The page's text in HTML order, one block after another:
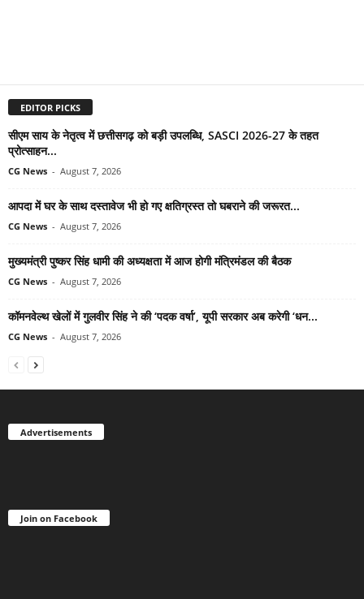
EDITOR PICKS
सीएम साय के नेतृत्व में छत्तीसगढ़ को बड़ी उपलब्धि, SASCI 2026-27 के तहत
प्रोत्साहन...
CG News - August 7, 2026
आपदा में घर के साथ दस्तावेज भी हो गए क्षतिग्रस्त तो घबराने की जरूरत...
CG News - August 7, 2026
मुख्यमंत्री पुष्कर सिंह धामी की अध्यक्षता में आज होगी मंत्रिमंडल की बैठक
CG News - August 7, 2026
कॉमनवेल्थ खेलों में गुलवीर सिंह ने की ‘पदक वर्षा’, यूपी सरकार अब करेगी ‘धन...
CG News - August 7, 2026
Advertisements
Join on Facebook